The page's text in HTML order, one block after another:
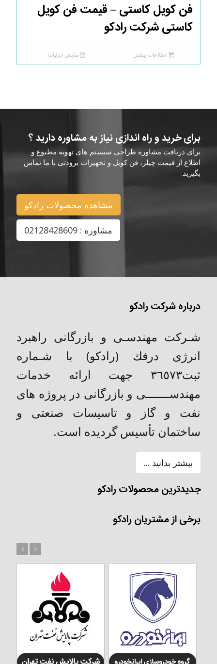
فن کویل کاستی – قیمت فن کویل
کاستی شرکت رادکو
اطلاعات بیشتر نمایش جزئیات
برای خرید و راه اندازی نیاز به مشاوره دارید ؟
برای دریافت مشاوره طراحی سیستم های تهویه مطبوع و
اطلاع از قیمت چیلر، فن کویل و تجهیزات برودتی با ما تماس
بگیرید.
مشاهده محصولات رادکو
مشاوره : 02128428609
درباره شرکت رادکو
شـركت مهندسـی و بازرگانی راهبرد
انرژی درفك (رادکو) با شـماره
ثبت٣٦٥٧٣ جهت ارائه خدمات
مهندســـــــی و بازرگانی در پروژه های
نفت و گاز و تاسیسات صنعتی و
ساختمان تأسیس گردیده است.
بیشتر بدانید ...
جدیدترین محصولات رادکو
برخی از مشتریان رادکو